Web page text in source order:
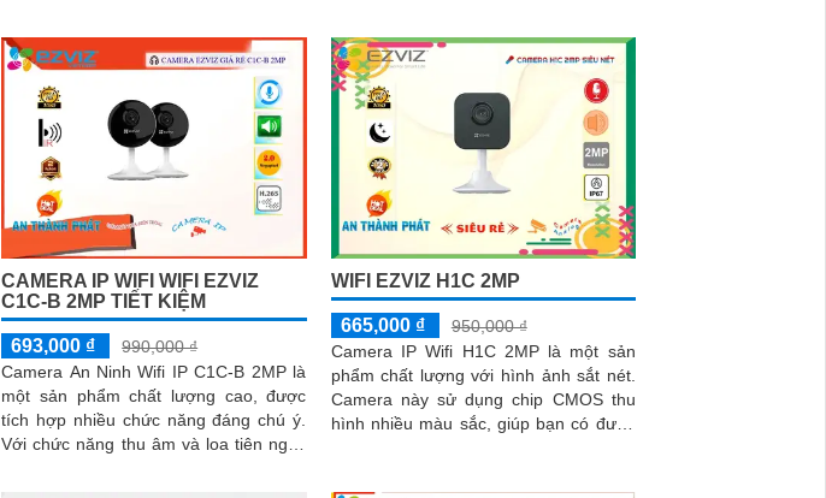
biển số xe
CAMERA IP WIFI WIFI EZVIZ
C1C-B 2MP TIẾT KIỆM
693,000 ₫
990,000 ₫
Camera An Ninh Wifi IP C1C-B 2MP là
một sản phẩm chất lượng cao, được
tích hợp nhiều chức năng đáng chú ý.
Với chức năng thu âm và loa tiên nghi,
chiều qua camera
WIFI EZVIZ H1C 2MP
665,000 ₫
950,000 ₫
Camera IP Wifi H1C 2MP là một sản
phẩm chất lượng với hình ảnh sắt nét.
Camera này sử dụng chip CMOS thu
hình nhiều màu sắc, giúp bạn có được